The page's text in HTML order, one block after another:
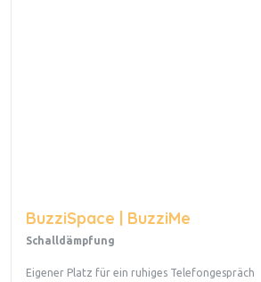
BuzziSpace | BuzziMe
Schalldämpfung
Eigener Platz für ein ruhiges Telefongespräch